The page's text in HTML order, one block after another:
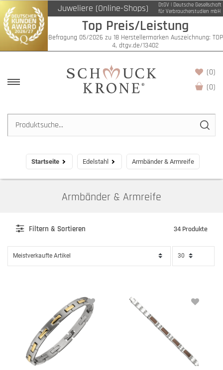
Juweliere (Online-Shops)
DtGV | Deutsche Gesellschaft
für Verbraucherstudien mbH
Top Preis/Leistung
Befragung 05/2026 zu 18 Herstellermarken Auszeichnung: TOP
4, dtgv.de/13402
(0)
(0)
Startseite Edelstahl Armbänder & Armreife
Armbänder & Armreife
Filtern & Sortieren 34 Produkte
Filter